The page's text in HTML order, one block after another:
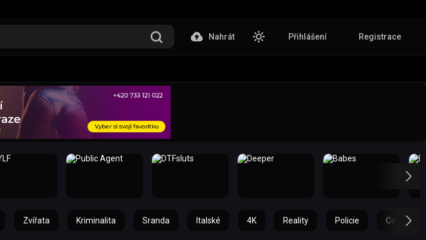
Nahrát Přihlášení Registrace
Zvířata Kriminalita Sranda Italské 4K Reality Policie Cowgirl